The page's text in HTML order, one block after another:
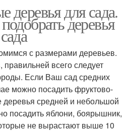
деревья для сада.
деревья
с размерами деревьев.
всего следует
Если Ваш сад средних
можно посадить фруктово-
средней и небольшой
посадить яблони, боярышник,
не вырастают выше 10